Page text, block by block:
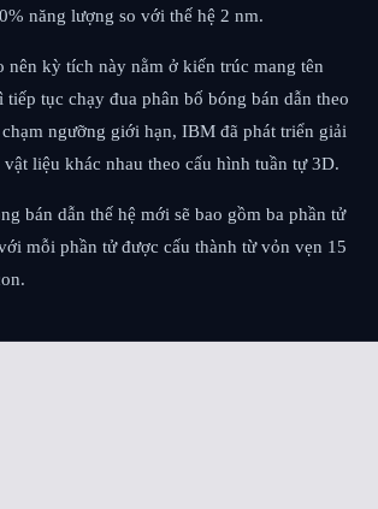
năng lượng so với thế hệ 2 nm.
nên kỳ tích này nằm ở kiến trúc mang tên
tiếp tục chạy đua phân bố bóng bán dẫn theo
ngưỡng giới hạn, IBM đã phát triển giải
liệu khác nhau theo cấu hình tuần tự 3D.
bán dẫn thế hệ mới sẽ bao gồm ba phần tử
mỗi phần tử được cấu thành từ vỏn vẹn 15